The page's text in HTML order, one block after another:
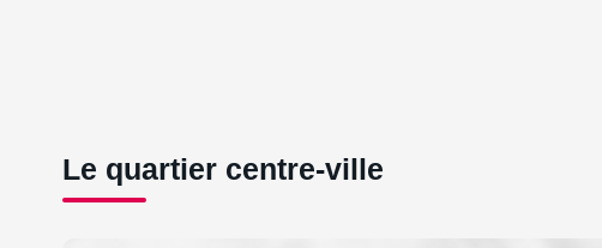
Le quartier centre-ville